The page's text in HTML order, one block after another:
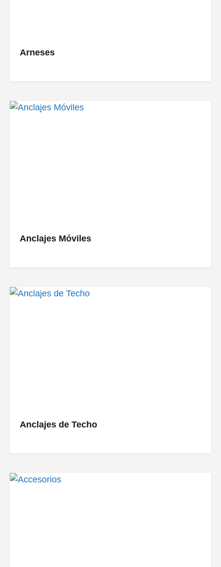
Arneses
Anclajes Móviles
Anclajes de Techo